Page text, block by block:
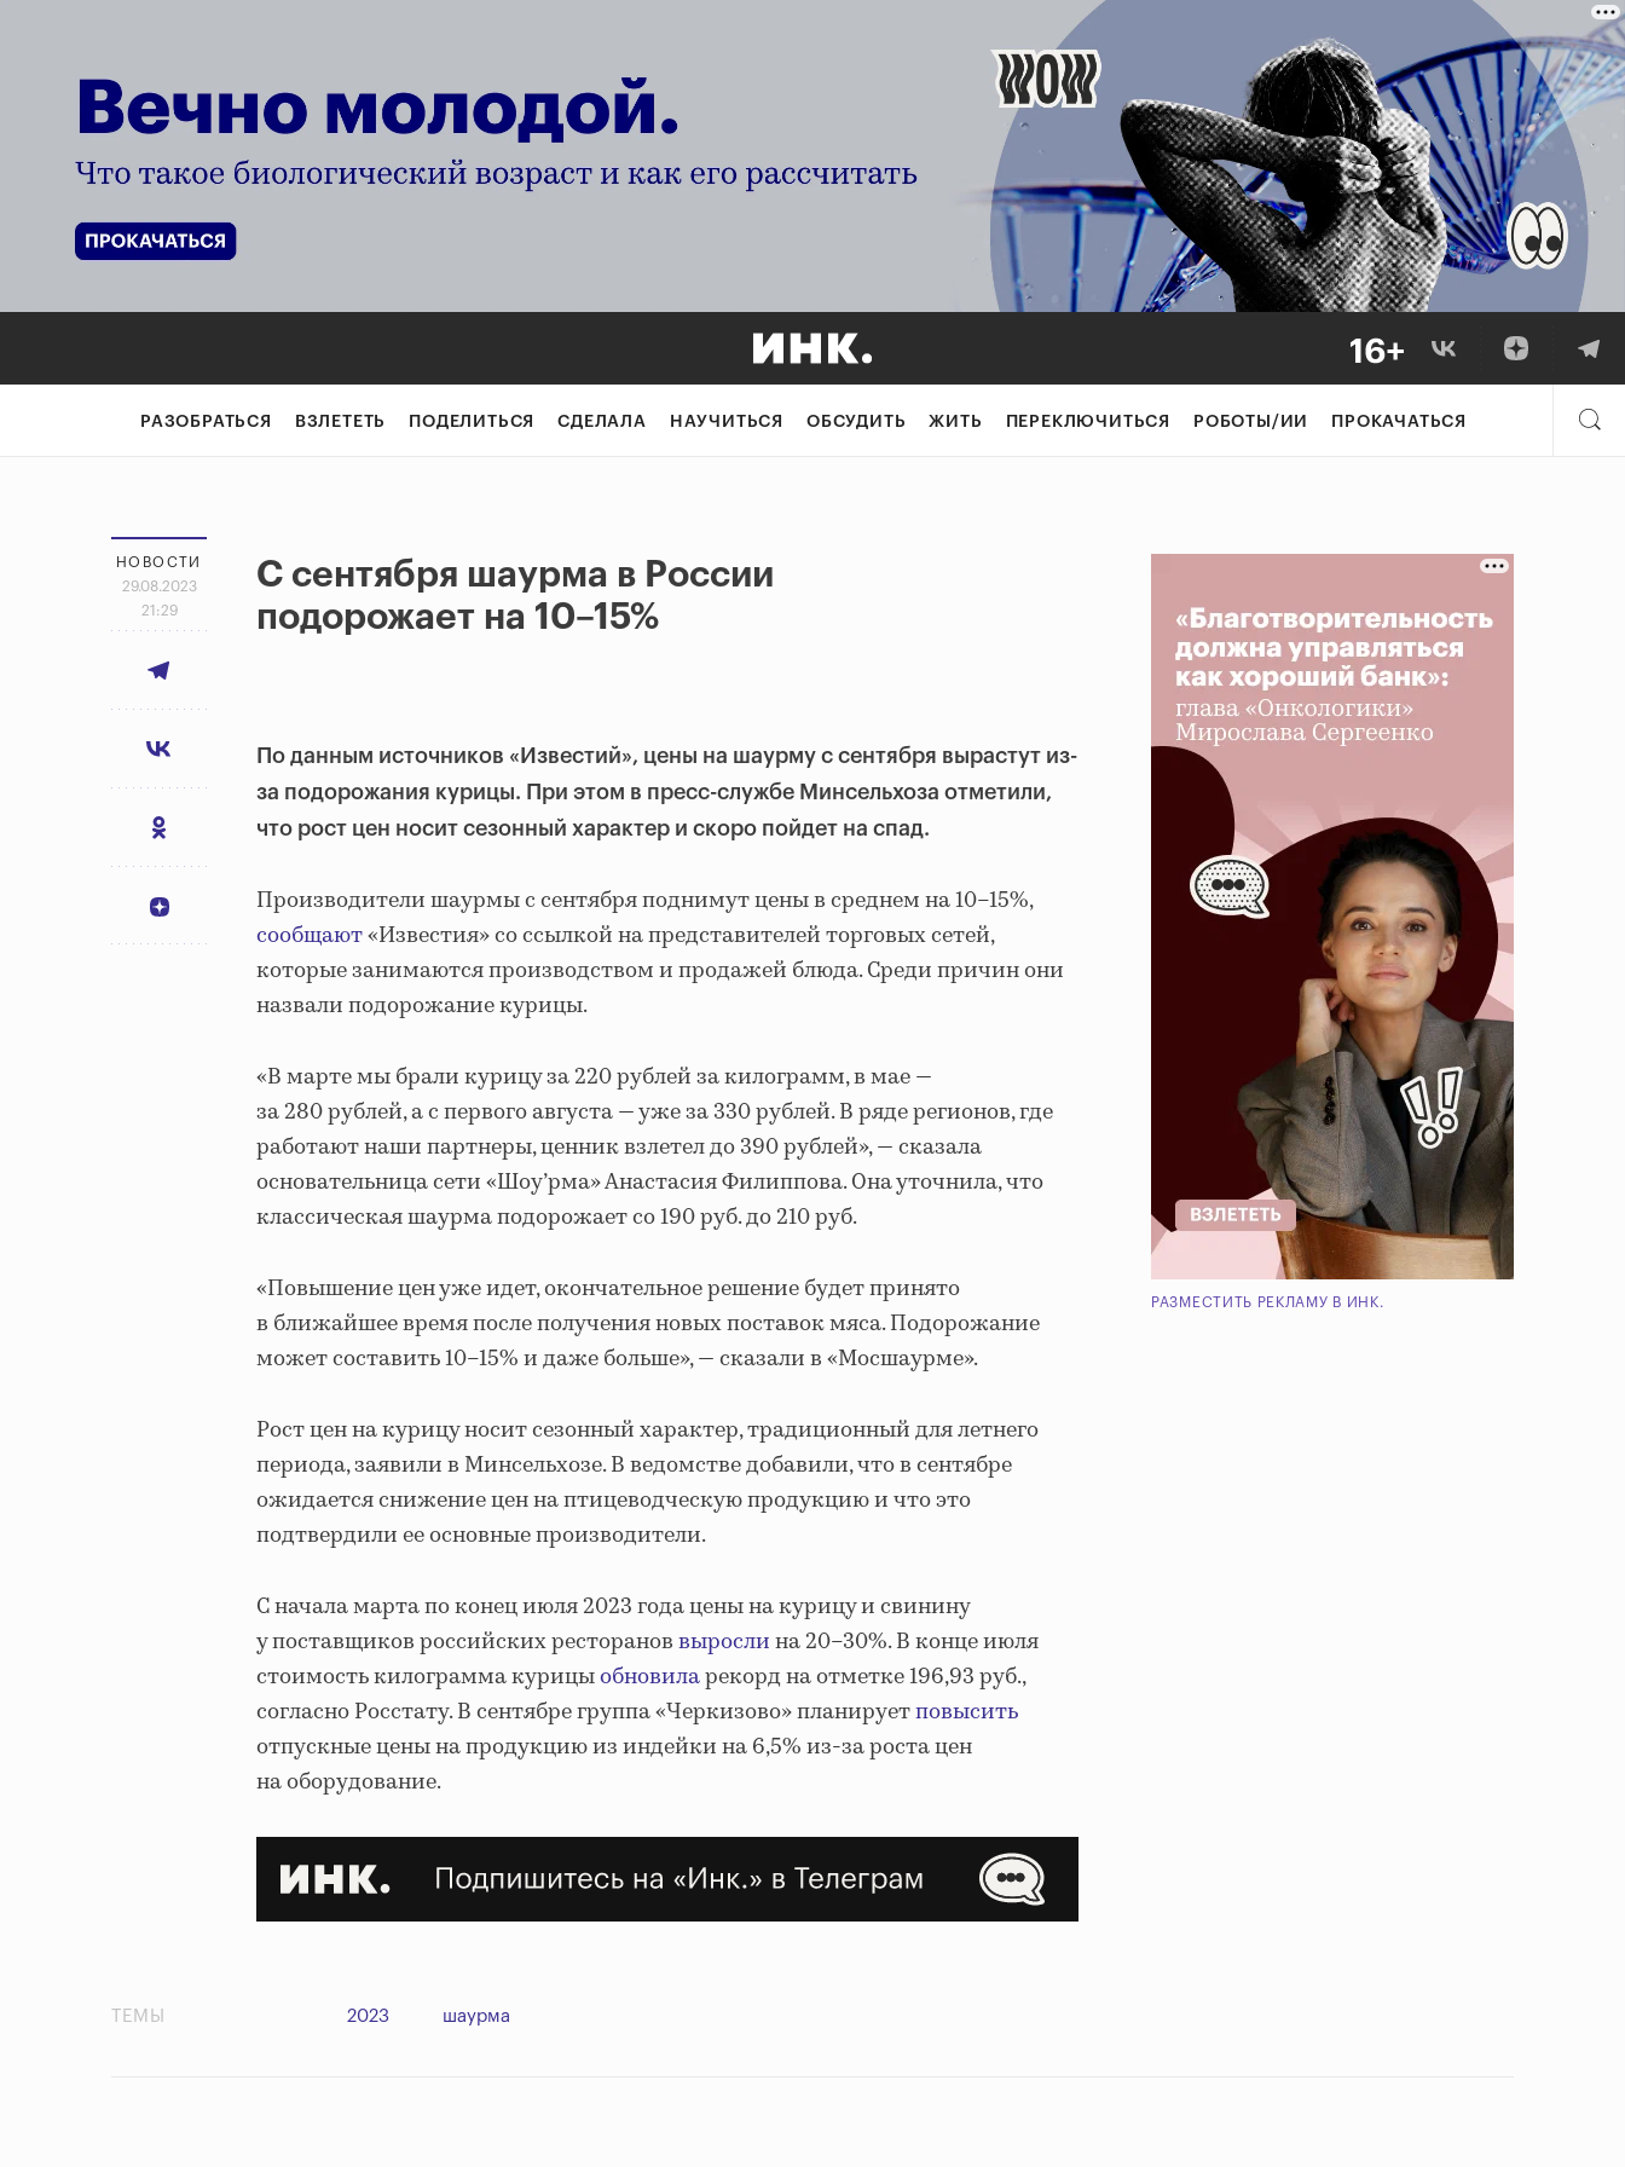
РАЗОБРАТЬСЯ ВЗЛЕТЕТЬ ПОДЕЛИТЬСЯ СДЕЛАЛА НАУЧИТЬСЯ ОБСУДИТЬ ЖИТЬ ПЕРЕКЛЮЧИТЬСЯ РОБОТЫ/ИИ ПРОКАЧАТЬСЯ
НОВОСТИ
29.08.2023
21:29
С сентября шаурма в России
подорожает на 10–15%
По данным источников «Известий», цены на шаурму с сентября вырастут из-
за подорожания курицы. При этом в пресс-службе Минсельхоза отметили,
что рост цен носит сезонный характер и скоро пойдет на спад.
Производители шаурмы с сентября поднимут цены в среднем на 10–15%,
сообщают«Известия» со ссылкой на представителей торговых сетей,
которые занимаются производством и продажей блюда. Среди причин они
назвали подорожание курицы.
«В марте мы брали курицу за 220 рублей за килограмм, в мае —
за 280 рублей, а с первого августа — уже за 330 рублей. В ряде регионов, где
работают наши партнеры, ценник взлетел до 390 рублей», — сказала
основательница сети «Шоу’рма» Анастасия Филиппова. Она уточнила, что
классическая шаурма подорожает со 190 руб. до 210 руб.
«Повышение цен уже идет, окончательное решение будет принято
в ближайшее время после получения новых поставок мяса. Подорожание
может составить 10–15% и даже больше», — сказали в «Мосшаурме».
Рост цен на курицу носит сезонный характер, традиционный для летнего
периода, заявили в Минсельхозе. В ведомстве добавили, что в сентябре
ожидается снижение цен на птицеводческую продукцию и что это
подтвердили ее основные производители.
С начала марта по конец июля 2023 года цены на курицу и свинину
у поставщиков российских ресторановвырослина 20–30%. В конце июля
стоимость килограмма курицыобновиларекорд на отметке 196,93 руб.,
согласно Росстату. В сентябре группа «Черкизово» планируетповысить
отпускные цены на продукцию из индейки на 6,5% из-за роста цен
на оборудование.
РАЗМЕСТИТЬ РЕКЛАМУ В ИНК.
ТЕМЫ 2023 шаурма